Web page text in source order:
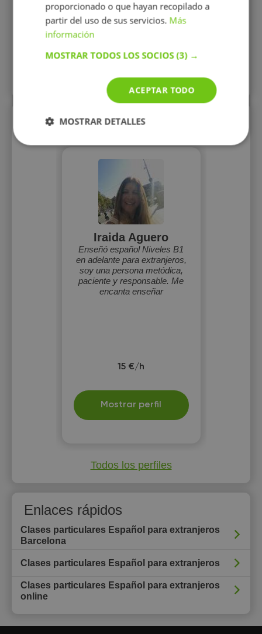
15 €/h
Más perfiles similares
Perfiles vistos
Iraida Aguero
Enseñó español Niveles B1
en adelante para extranjeros,
soy una persona metódica,
paciente y responsable. Me
encanta enseñar
15 €/h
Mostrar perfil
Todos los perfiles
Enlaces rápidos
Clases particulares Español para extranjeros
Barcelona
Clases particulares Español para extranjeros
Clases particulares Español para extranjeros
online
proporcionado o que hayan recopilado a
partir del uso de sus servicios. Más
información
MOSTRAR TODOS LOS SOCIOS(3) →
ACEPTAR TODO
MOSTRAR DETALLES